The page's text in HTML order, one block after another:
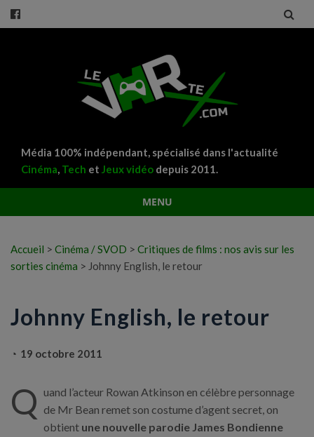
Média 100% indépendant, spécialisé dans l'actualité
Cinéma, Tech et Jeux vidéo depuis 2011.
MENU
Accueil > Cinéma / SVOD > Critiques de films : nos avis sur les
sorties cinéma > Johnny English, le retour
Johnny English, le retour
19 octobre 2011
Q uand l’acteur Rowan Atkinson en célèbre personnage
de Mr Bean remet son costume d’agent secret, on
obtient une nouvelle parodie James Bondienne